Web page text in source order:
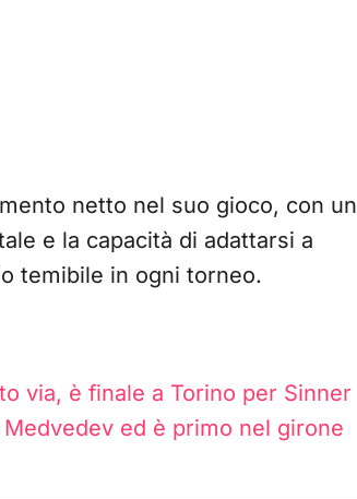
netto nel suo gioco, con un
e la capacità di adattarsi a
temibile in ogni torneo.
via, è finale a Torino per Sinner
ed è primo nel girone